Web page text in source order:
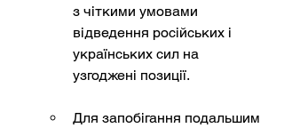
з чіткими умовами
відведення російських і
українських сил на
узгоджені позиції.
Для запобігання подальшим